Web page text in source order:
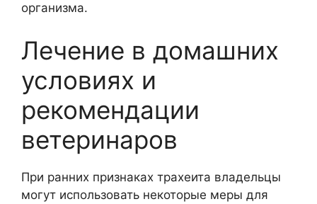
организма.
Лечение в домашних
условиях и
рекомендации
ветеринаров
При ранних признаках трахеита владельцы
могут использовать некоторые меры для